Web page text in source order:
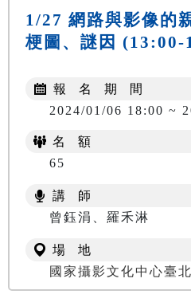
1/27 網路與影像的
梗圖、謎因 (13:00-
報 名 期 間
2024/01/06 18:00 ~
名 額
65
講 師
曾鈺涓、羅禾淋
場 地
國家攝影文化中心臺